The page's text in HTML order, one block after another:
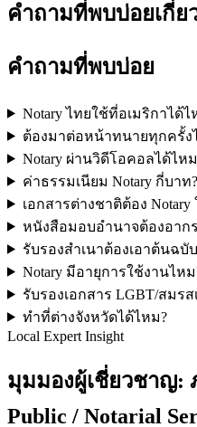
คำถามที่พบบ่อยเกี่ย
คำถามที่พบบ่อย
Notary ไทยใช้ที่อเมริกาได้ไ
ต้องมาต่อหน้าทนายทุกครั้ง
Notary ผ่านวิดีโอคอลได้ไห
ค่าธรรมเนียม Notary กี่บาท?
เอกสารต่างชาติต้อง
หนังสือมอบอำนาจต้องอาก
รับรองสำเนาต้องเอาต้นฉบั
Notary มีอายุการใช้งานไหม
รับรองเอกสาร LGBT/สมร
ทำที่ต่างจังหวัดได้ไหม?
Local Expert Insight
มุมมองผู้เชี่ยวชาญ:
Public / Notarial